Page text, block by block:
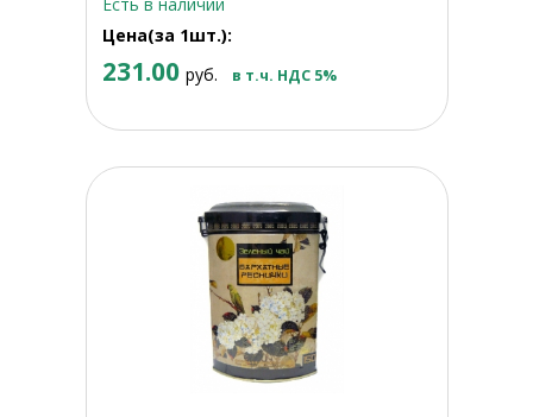
Есть в наличии
Цена(за 1шт.):
231.00 руб. в т.ч. НДС 5%